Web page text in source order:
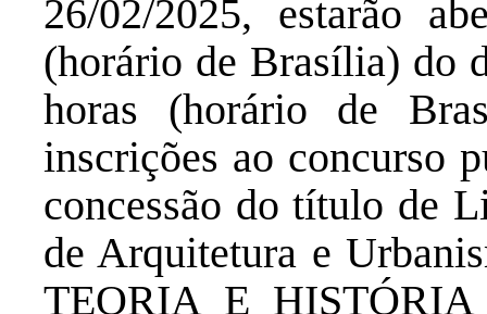
26/02/2025, estarão
(horário de Brasília) do
horas (horário de
inscrições ao concurso
concessão do título de
de Arquitetura e
TEORIA E